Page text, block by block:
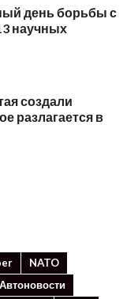
день борьбы с
научных
создали
разлагается в
NATO
Автоновости